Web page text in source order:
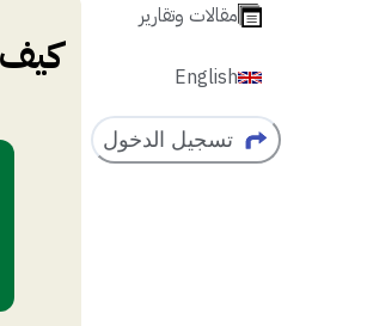
مقالات وتقارير
English
تسجيل الدخول